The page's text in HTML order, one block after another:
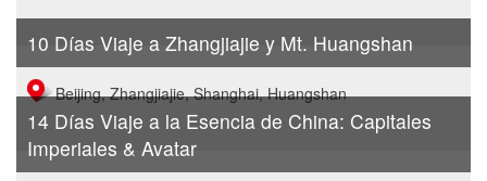
10 Días Viaje a Zhangjiajie y Mt. Huangshan
Beijing, Zhangjiajie, Shanghai, Huangshan
14 Días Viaje a la Esencia de China: Capitales
Imperiales & Avatar